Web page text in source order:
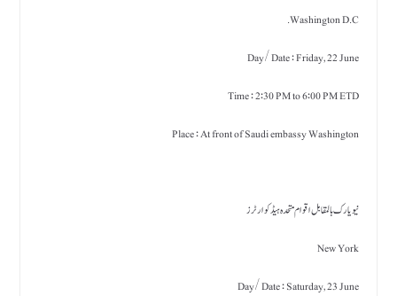
Washington D.C.
Day/ Date : Friday, 22 June
Time : 2:30 PM to 6:00 PM ETD
Place : At front of Saudi embassy Washington
نیویارک بالمقابل اقوام متحدہ ہیڈکوارٹرز
New York
Day/ Date : Saturday, 23 June